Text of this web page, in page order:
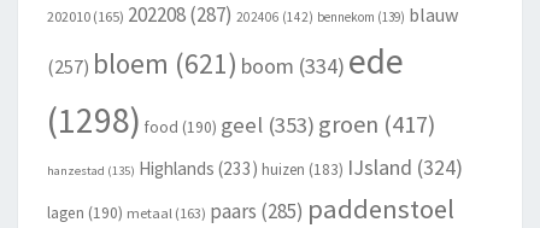
202010 (165) 202208(287) 202406 (142) bennekom (139) blauw
(257) bloem (621) boom (334) ede
(1298) food (190) geel (353) groen (417)
hanzestad (135) Highlands (233) huizen (183) IJsland (324)
lagen (190) metaal (163) paars (285) paddenstoel